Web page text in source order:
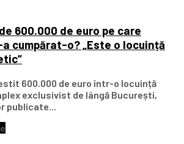
600.000 de euro pe care
cumpărat-o? „Este o locuință
600.000 de euro într-o locuință
exclusivist de lângă București,
publicate...